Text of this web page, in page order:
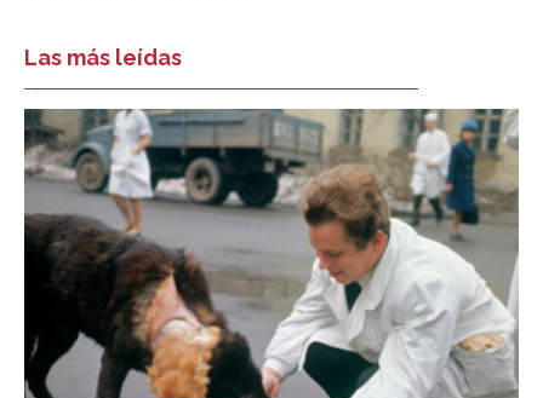
Las más leídas